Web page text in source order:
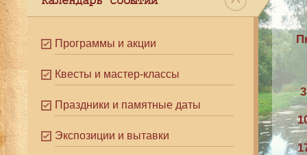
Программы и акции
Квесты и мастер-классы
Праздники и памятные даты
Экспозиции и вытавки
3